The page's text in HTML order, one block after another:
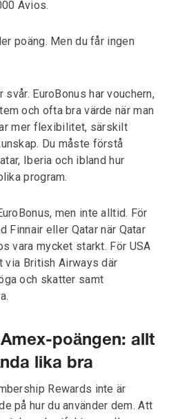
Avios.
poäng. Men du får ingen
EuroBonus har vouchern,
och ofta bra värde när man
mer flexibilitet, särskilt
Du måste förstå
Iberia och ibland hur
program.
men inte alltid. För
Finnair eller Qatar när Qatar
vara mycket starkt. För USA
via British Airways där
och skatter samt
poängen: allt
lika bra
Rewards inte är
på hur du använder dem. Att